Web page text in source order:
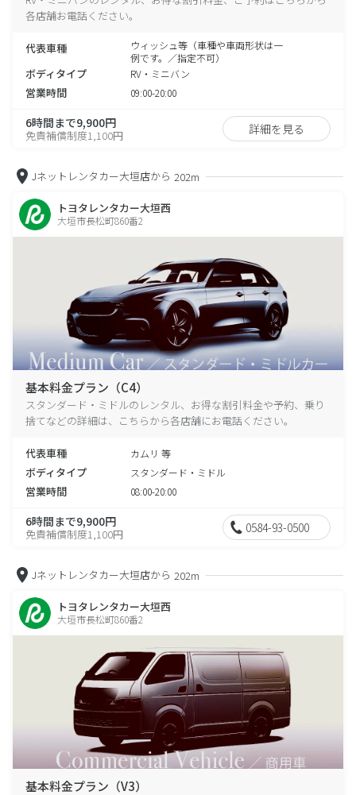
各店舗お電話ください。
代表車種
ウィッシュ等（車種や車両形状は一
例です。／指定不可）
ボディタイプ RV・ミニバン
営業時間 09:00-20:00
6時間まで9,900円
免責補償制度1,100円 詳細を見る
Jネットレンタカー大垣店から 202m
トヨタレンタカー大垣西
大垣市長松町860番2
基本料金プラン（C4）
スタンダード・ミドルのレンタル、お得な割引料金や予約、乗り
捨てなどの詳細は、こちらから各店舗にお電話ください。
代表車種 カムリ 等
ボディタイプ スタンダード・ミドル
営業時間 08:00-20:00
6時間まで9,900円
免責補償制度1,100円 0584-93-0500
Jネットレンタカー大垣店から 202m
トヨタレンタカー大垣西
大垣市長松町860番2
基本料金プラン（V3）